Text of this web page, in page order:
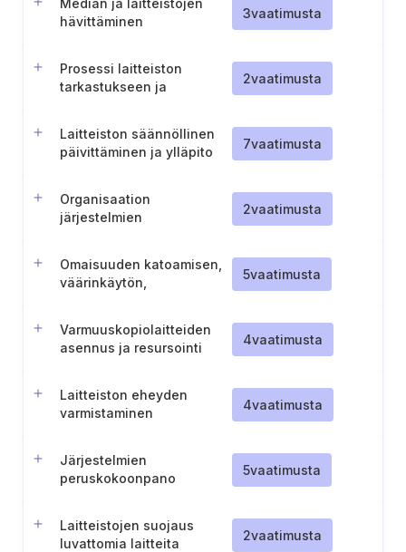
Median ja laitteistojen
hävittäminen
3vaatimusta
Prosessi laitteiston
tarkastukseen ja
2vaatimusta
Laitteiston säännöllinen
päivittäminen ja ylläpito
7vaatimusta
Organisaation
järjestelmien
turvallinen käyttö
2vaatimusta
Omaisuuden katoamisen,
väärinkäytön,
5vaatimusta
Varmuuskopiolaitteiden
asennus ja resursointi
4vaatimusta
Laitteiston eheyden
varmistaminen
4vaatimusta
Järjestelmien
peruskokoonpano
5vaatimusta
Laitteistojen suojaus
luvattomia laitteita
2vaatimusta